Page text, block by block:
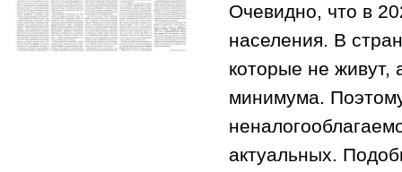
Очевидно, что в
населения. В
которые не живут,
минимума.
актуальных.